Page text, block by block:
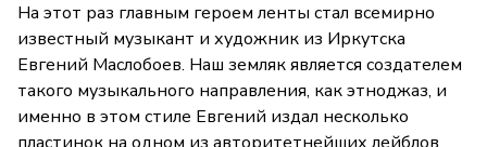
На этот раз главным героем ленты стал всемирно
известный музыкант и художник из Иркутска
Евгений Маслобоев. Наш земляк является создателем
такого музыкального направления, как этноджаз, и
именно в этом стиле Евгений издал несколько